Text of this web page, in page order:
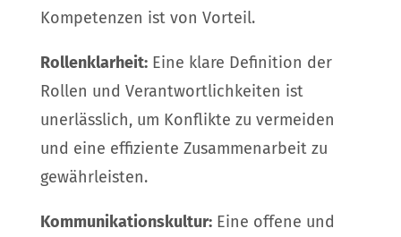
Kompetenzen ist von Vorteil.
Rollenklarheit:Eine klare Definition der
Rollen und Verantwortlichkeiten ist
unerlässlich, um Konflikte zu vermeiden
und eine effiziente Zusammenarbeit zu
gewährleisten.
Kommunikationskultur:Eine offene und